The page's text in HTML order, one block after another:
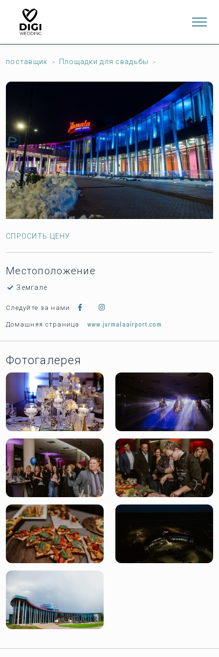
0
LV EN RU Войти
поставщик Площадки для свадьбы
СПРОСИТЬ ЦЕНУ
Местоположение
Земгале
Следуйте за нами
Домашняя страница www.jurmalaairport.com
Фотогалерея